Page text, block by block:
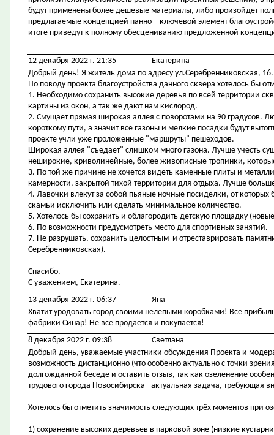
будут применены более дешевые материалы, либо произойдет
предлагаемые концепцией панно – ключевой элемент
итоге приведут к полному обесцениванию предложенной
12 декабря 2022 г. 21:35
Екатерина
Добрый день! Я житель дома по адресу ул.Серебренниковская, 16.
По поводу проекта благоустройства данного сквера хотелось бы
1. Необходимо сохранить высокие деревья по всей территории
картины из окон, а так же дают нам кислород.
2. Смущает прямая широкая аллея с поворотами на 90 градусов.
короткому пути, а значит все газоны и мелкие посадки будут
проекте учли уже проложенные "маршруты" пешеходов.
Широкая аллея "съедает" слишком много газона. Лучше учесть
неширокие, криволинейные, более живописные тропинки,
3. По той же причине не хочется видеть каменные плиты и
камерности, закрытой тихой территории для отдыха. Лучше
4. Лавочки влекут за собой пьяные ночные посиделки, от которых
скамьи исключить или сделать минимальное количество.
5. Хотелось бы сохранить и облагородить детскую площадку
6. По возможности предусмотреть место для спортивных занятий.
7. Не разрушать, сохранить целостным и отреставрировать
Серебренниковская).
Спасибо.
С уважением, Екатерина.
13 декабря 2022 г. 06:37
Яна
Хватит уродовать город своими нелепыми коробками! Все
фабрики Синар! Не все продаётся и покупается!
8 декабря 2022 г. 09:38
Светлана
Добрый день, уважаемые участники обсуждения Проекта и
возможность дистанционно (что особенно актуально с точки
долгожданной беседе и оставить отзыв, так как озеленение
трудового города Новосибирска - актуальная задача, требующая
Хотелось бы отметить значимость следующих трёх моментов при
1) сохранение высоких деревьев в парковой зоне (низкие